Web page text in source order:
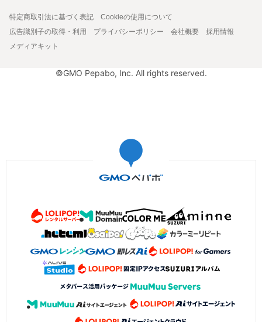
特定商取引法に基づく表記
Cookieの使用について
広告識別子の取得・利用
プライバシーポリシー 会社概要
採用情報
メディアキット
©GMO Pepabo, Inc. All rights reserved.